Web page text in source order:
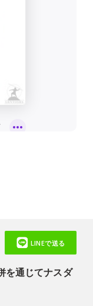
を通じてナスダ
LINEで送る